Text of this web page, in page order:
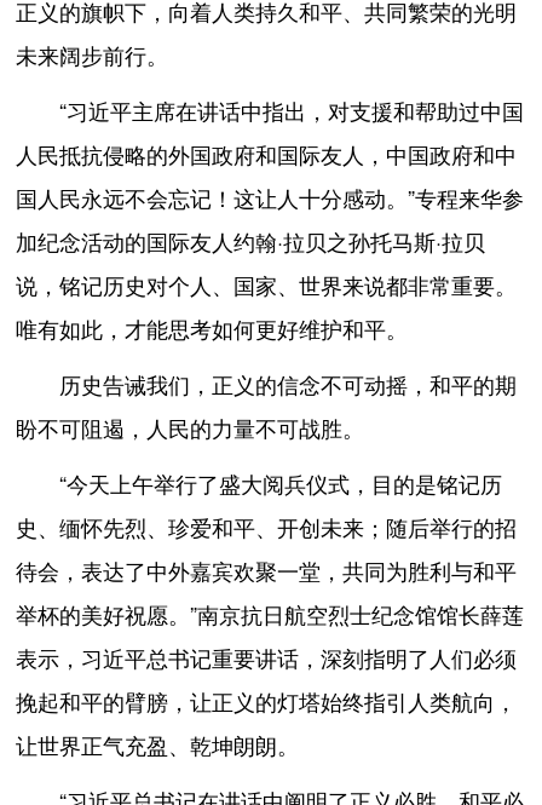
正义的旗帜下，向着人类持久和平、共同繁荣的光明
未来阔步前行。
“习近平主席在讲话中指出，对支援和帮助过中国
人民抵抗侵略的外国政府和国际友人，中国政府和中
国人民永远不会忘记！这让人十分感动。”专程来华参
加纪念活动的国际友人约翰·拉贝之孙托马斯·拉贝
说，铭记历史对个人、国家、世界来说都非常重要。
唯有如此，才能思考如何更好维护和平。
历史告诫我们，正义的信念不可动摇，和平的期
盼不可阻遏，人民的力量不可战胜。
“今天上午举行了盛大阅兵仪式，目的是铭记历
史、缅怀先烈、珍爱和平、开创未来；随后举行的招
待会，表达了中外嘉宾欢聚一堂，共同为胜利与和平
举杯的美好祝愿。”南京抗日航空烈士纪念馆馆长薛莲
表示，习近平总书记重要讲话，深刻指明了人们必须
挽起和平的臂膀，让正义的灯塔始终指引人类航向，
让世界正气充盈、乾坤朗朗。